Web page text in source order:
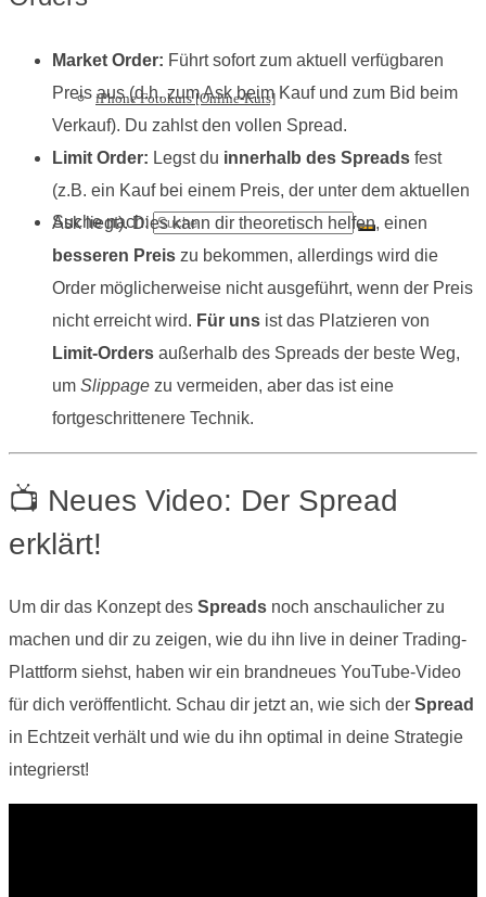
iPhone Fotokurs [Online-Kurs]
Suche nach:
Market Order: Führt sofort zum aktuell verfügbaren
Preis aus (d.h. zum Ask beim Kauf und zum Bid beim
Verkauf). Du zahlst den vollen Spread.
Limit Order: Legst du innerhalb des Spreads fest
(z.B. ein Kauf bei einem Preis, der unter dem aktuellen
Ask liegt). Dies kann dir theoretisch helfen, einen
besseren Preis zu bekommen, allerdings wird die
Order möglicherweise nicht ausgeführt, wenn der Preis
nicht erreicht wird. Für uns ist das Platzieren von
Limit-Orders außerhalb des Spreads der beste Weg,
um Slippage zu vermeiden, aber das ist eine
fortgeschrittenere Technik.
📺 Neues Video: Der Spread
erklärt!
Um dir das Konzept des Spreads noch anschaulicher zu
machen und dir zu zeigen, wie du ihn live in deiner Trading-
Plattform siehst, haben wir ein brandneues YouTube-Video
für dich veröffentlicht. Schau dir jetzt an, wie sich der Spread
in Echtzeit verhält und wie du ihn optimal in deine Strategie
integrierst!